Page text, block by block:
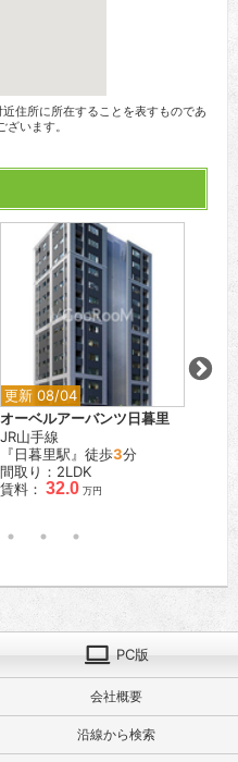
住所に所在することを表すものであ
います。
更新 08/04
オーベルアーバンツ日暮里
JR山手線
『日暮里駅』徒歩3分
間取り：2LDK
賃料： 32.0 万円
PC版
会社概要
沿線から検索